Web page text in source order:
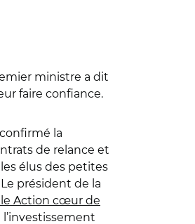
ministre a dit
faire confiance.
la
de relance et
élus des petites
Le président de la
Action cœur de